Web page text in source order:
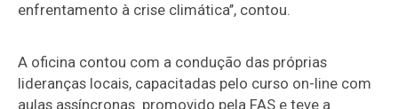
enfrentamento à crise climática’’, contou.
A oficina contou com a condução das próprias
lideranças locais, capacitadas pelo curso on-line com
aulas assíncronas promovido pela FAS e teve a